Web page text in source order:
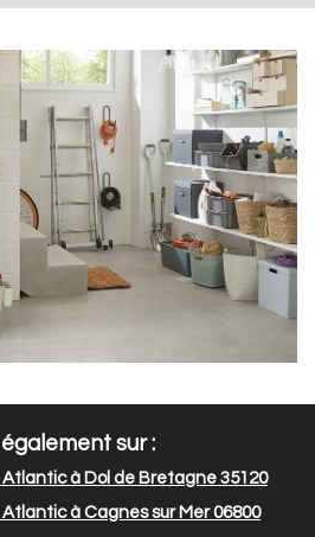
sur :
à Dol de Bretagne 35120
à Cagnes sur Mer 06800